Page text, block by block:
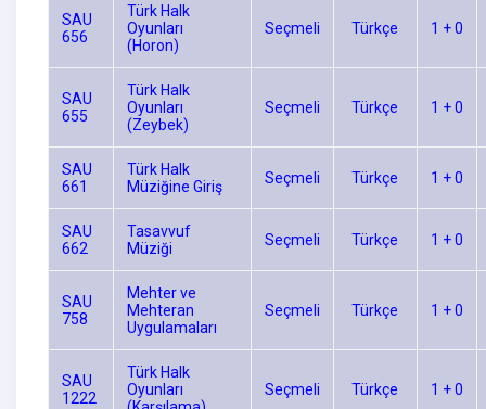
SAU
656
Türk Halk
Oyunları
(Horon)
Seçmeli Türkçe 1 + 0
SAU
655
Türk Halk
Oyunları
(Zeybek)
Seçmeli Türkçe 1 + 0
SAU
661
Türk Halk
Müziğine Giriş
Seçmeli Türkçe 1 + 0
SAU
662
Tasavvuf
Müziği
Seçmeli Türkçe 1 + 0
SAU
758
Mehter ve
Mehteran
Uygulamaları
Seçmeli Türkçe 1 + 0
SAU
1222
Türk Halk
Oyunları
Seçmeli Türkçe 1 + 0